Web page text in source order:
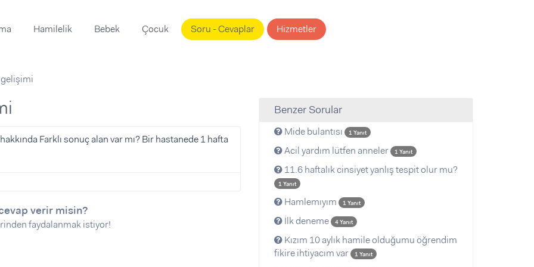
Hamilelik Bebek Çocuk Soru - Cevaplar Hizmetler
Farklı sonuç alan var mı? Bir hastanede 1 hafta
verir misin?
faydalanmak istiyor!
Benzer Sorular
Mide bulantısı 1 Yanıt
Acil yardım lütfen anneler 1 Yanıt
11.6 haftalık cinsiyet yanlış tespit olur mu?
1 Yanıt
Hamlemıyım 1 Yanıt
İlk deneme 4 Yanıt
Kızım 10 aylık hamile olduğumu öğrendim
fikire ihtiyacım var
1 Yanıt